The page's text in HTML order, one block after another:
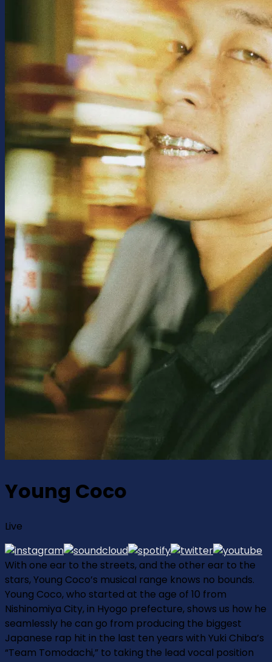
Young Coco
Live
With one ear to the streets, and the other ear to the
stars, Young Coco’s musical range knows no bounds.
Young Coco, who started at the age of 10 from
Nishinomiya City, in Hyogo prefecture, shows us how he
seamlessly he can go from producing the biggest
Japanese rap hit in the last ten years with Yuki Chiba’s
“Team Tomodachi,” to taking the lead vocal position